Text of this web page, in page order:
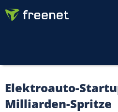
Elektroauto-
Milliarden-Spritze